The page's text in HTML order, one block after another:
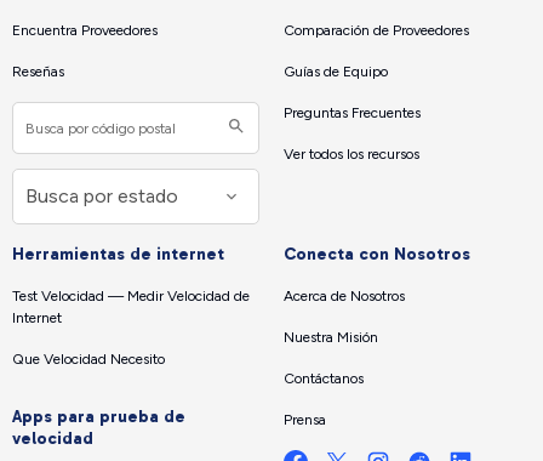
Encuentra Proveedores
Reseñas
Comparación de Proveedores
Guías de Equipo
Preguntas Frecuentes
Ver todos los recursos
Herramientas de internet
Test Velocidad — Medir Velocidad de
Internet
Que Velocidad Necesito
Apps para prueba de
velocidad
Conecta con Nosotros
Acerca de Nosotros
Nuestra Misión
Contáctanos
Prensa